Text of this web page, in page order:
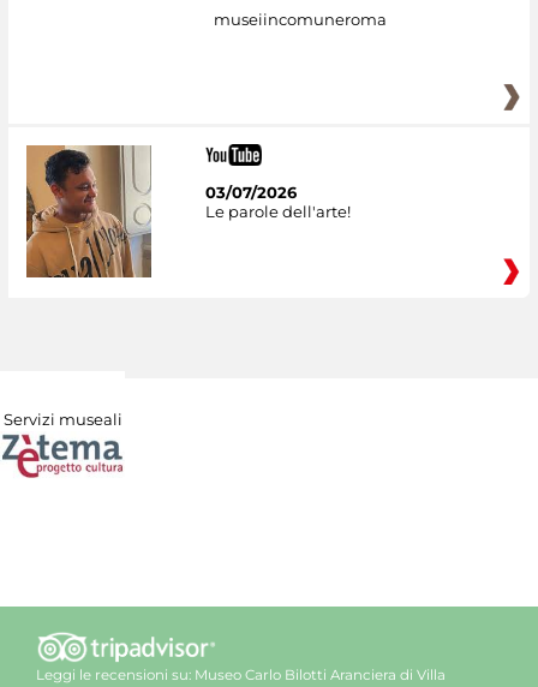
museiincomuneroma
03/07/2026
Le parole dell'arte!
Servizi museali
Leggi le recensioni su: Museo Carlo Bilotti Aranciera di Villa